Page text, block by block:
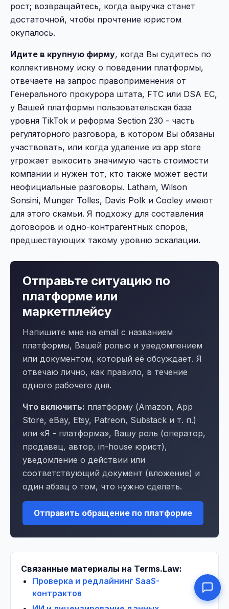
рост; возвращайтесь, когда выручка станет
достаточной, чтобы прочтение юристом
окупалось.
Идите в крупную фирму, когда Вы судитесь по
коллективному иску о поведении платформы,
отвечаете на запрос правоприменения от
Генерального прокурора штата, FTC или DSA ЕС,
у Вашей платформы пользовательская база
уровня TikTok и реформа Section 230 - часть
регуляторного разговора, в котором Вы обязаны
участвовать, или когда удаление из app store
угрожает выкосить значимую часть стоимости
компании и нужен тот, кто также может вести
неофициальные разговоры. Latham, Wilson
Sonsini, Munger Tolles, Davis Polk и Cooley имеют
для этого скамьи. Я подхожу для составления
договоров и одно-контрагентных споров,
предшествующих такому уровню эскалации.
Отправьте ситуацию по
платформе или
маркетплейсу
Напишите мне на email с названием
платформы, Вашей ролью и уведомлением
или документом, который её обсуждает. Я
отвечаю лично, как правило, в течение
одного рабочего дня.
Что включить: платформу (Amazon, App
Store, eBay, Etsy, Patreon, Substack и т. п.)
или «Я - платформа», Вашу роль (оператор,
продавец, автор, in-house юрист),
уведомление о действии или
соответствующий документ (вложение) и
один абзац о том, что нужно сделать.
Отправить обращение по платформе
Связанные материалы на Terms.Law:
Проверка и редлайнинг SaaS-
контрактов